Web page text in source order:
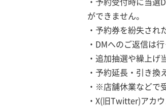
ができません。
・予約券を紛失さ
・DMへのご返信は
・追加抽選や繰上げ
・予約延長・引き換
・※店舗休業などで
・X(旧Twitter)アカ